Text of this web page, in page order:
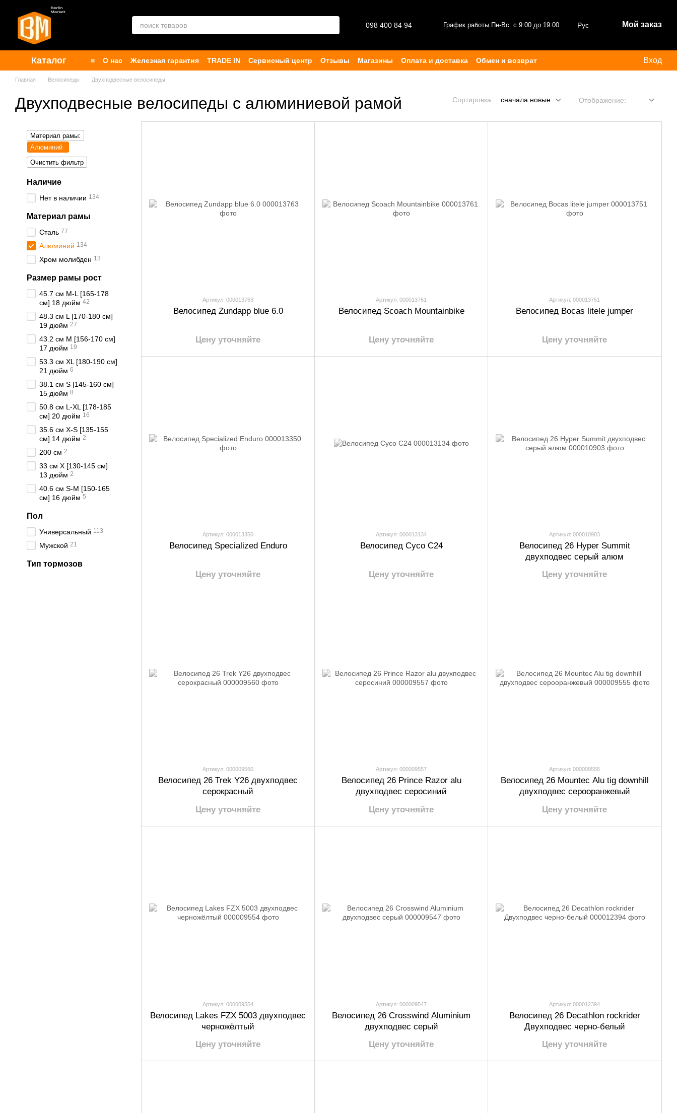
Перейти к основному контенту
098 400 84 94‬ График работы: Пн-Вс: с 9:00 до 19:00 Рус Мой заказ
Каталог ■ О нас Железная гарантия TRADE IN Сервисный центр Отзывы Магазины Оплата и доставка
Обмен и возврат
Контакты
Бренды Публичная оферта
Вход
Главная Велосипеды Двухподвесные велосипеды
Двухподвесные велосипеды с алюминиевой рамой Сортировка: сначала новые Отображение:
Артикул: 000013763
Велосипед Zundapp blue 6.0
Цену уточняйте
Артикул: 000013761
Велосипед Scoach Mountainbike
Цену уточняйте
Артикул: 000013751
Велосипед Bocas litele jumper
Цену уточняйте
Артикул: 000013350
Велосипед Specialized Enduro
Цену уточняйте
Артикул: 000013134
Велосипед Cyco C24
Цену уточняйте
Артикул: 000010903
Велосипед 26 Hyper Summit
двухподвес серый алюм
Цену уточняйте
Артикул: 000009560
Велосипед 26 Trek Y26 двухподвес
серокрасный
Цену уточняйте
Артикул: 000009557
Велосипед 26 Prince Razor alu
двухподвес серосиний
Цену уточняйте
Артикул: 000009555
Велосипед 26 Mountec Alu tig downhill
двухподвес серооранжевый
Цену уточняйте
Артикул: 000009554
Велосипед Lakes FZX 5003 двухподвес
черножёлтый
Цену уточняйте
Артикул: 000009547
Велосипед 26 Crosswind Aluminium
двухподвес серый
Цену уточняйте
Артикул: 000012394
Велосипед 26 Decathlon rockrider
Двухподвес черно-белый
Цену уточняйте
Материал рамы:
Алюминий
Очистить фильтр
Наличие
Нет в наличии 134
Материал рамы
Сталь 77
Алюминий 134
Хром молибден 13
Размер рамы рост
45.7 см M-L [165-178
см] 18 дюйм 42
48.3 см L [170-180 см]
19 дюйм 27
43.2 см M [156-170 см]
17 дюйм 19
53.3 см XL [180-190 см]
21 дюйм 6
38.1 см S [145-160 см]
15 дюйм 8
50.8 см L-XL [178-185
см] 20 дюйм 16
35.6 см X-S [135-155
см] 14 дюйм 2
200 см 2
33 см X [130-145 см]
13 дюйм 2
40.6 см S-M [150-165
см] 16 дюйм 5
Пол
Универсальный 113
Мужской 21
Тип тормозов